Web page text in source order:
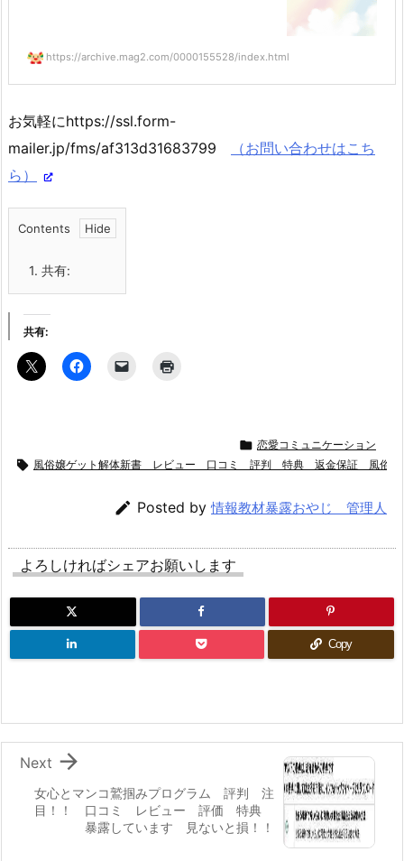
https://archive.mag2.com/0000155528/index.html
お気軽にhttps://ssl.form-
mailer.jp/fms/af313d31683799
（お問い合わせはこち
ら）
Contents
1. 共有:
共有:
 恋愛コミュニケーション
 風俗嬢ゲット解体新書 レビュー 口コミ 評判 特典 返金保証 風俗
 Posted by情報教材暴露おやじ 管理人
よろしければシェアお願いします
Copy
女心とマンコ鷲掴みプログラム 評判 注
目！！ 口コミ レビュー 評価 特典
暴露しています 見ないと損！！

Next